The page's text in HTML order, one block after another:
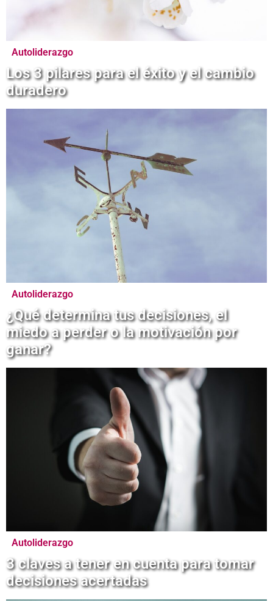
Autoliderazgo
Los 3 pilares para el éxito y el cambio
duradero
Autoliderazgo
¿Qué determina tus decisiones, el
miedo a perder o la motivación por
ganar?
Autoliderazgo
3 claves a tener en cuenta para tomar
decisiones acertadas